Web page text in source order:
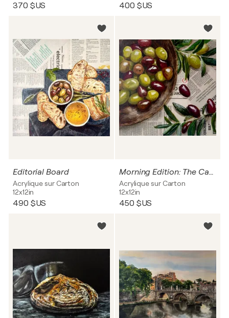
370 $US 400 $US
Editorial Board
Acrylique sur Carton
12x12in
490 $US
Morning Edition: The Catch
Acrylique sur Carton
12x12in
450 $US